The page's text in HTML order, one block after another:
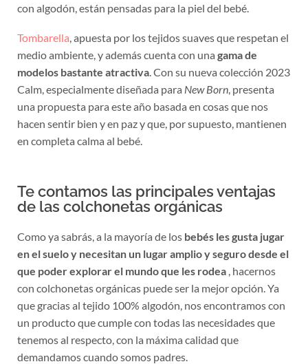
con algodón, están pensadas para la piel del bebé.
Tombarella , apuesta por los tejidos suaves que respetan el
medio ambiente, y además cuenta con una gama de
modelos bastante atractiva. Con su nueva colección 2023
Calm, especialmente diseñada para New Born, presenta
una propuesta para este año basada en cosas que nos
hacen sentir bien y en paz y que, por supuesto, mantienen
en completa calma al bebé.
Te contamos las principales ventajas
de las colchonetas orgánicas
Como ya sabrás, a la mayoría de los bebés les gusta jugar
en el suelo y necesitan un lugar amplio y seguro desde el
que poder explorar el mundo que les rodea , hacernos
con colchonetas orgánicas puede ser la mejor opción. Ya
que gracias al tejido 100% algodón, nos encontramos con
un producto que cumple con todas las necesidades que
tenemos al respecto, con la máxima calidad que
demandamos cuando somos padres.